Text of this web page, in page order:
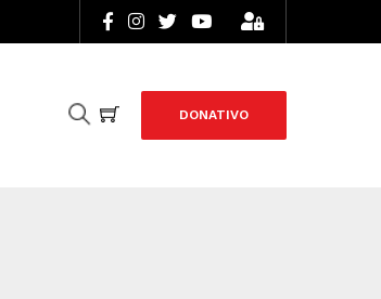
DONATIVO